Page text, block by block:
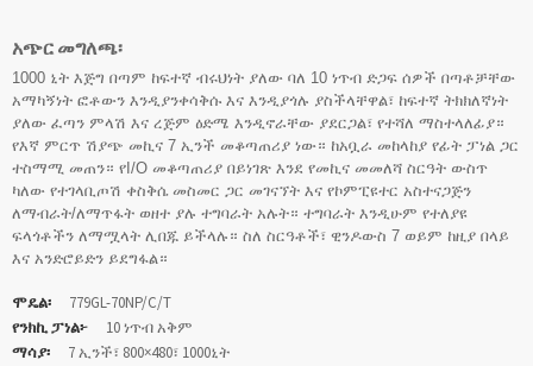
አጭር መግለጫ፡
1000 ኒት እጅግ በጣም ከፍተኛ ብሩህነት ያለው ባለ 10 ነጥብ ድጋፍ ሰዎች በጣቶቻቸው
አማካኝነት ፎቶውን እንዲያንቀሳቅሱ እና እንዲያጎሉ ያስችላቸዋል፣ ከፍተኛ ትክክለኛነት
ያለው ፈጣን ምላሽ እና ረጅም ዕድሜ እንዲኖራቸው ያደርጋል፣ የተሻለ ማስተላለፊያ።
የእኛ ምርጥ ሽያጭ መኪና 7 ኢንች መቆጣጠሪያ ነው። ከአቧራ መከላከያ የፊት ፓነል ጋር
ተስማሚ መጠን። የI/O መቆጣጠሪያ በይነገጽ እንደ የመኪና መመለሻ ስርዓት ውስጥ
ካለው የተገላቢጦሽ ቀስቅሴ መስመር ጋር መገናኘት እና የኮምፒዩተር አስተናጋጅን
ለማብራት/ለማጥፋት ወዘተ ያሉ ተግባራት አሉት። ተግባራት እንዲሁም የተለያዩ
ፍላጎቶችን ለማሟላት ሊበጁ ይችላሉ። ስለ ስርዓቶች፣ ዊንዶውስ 7 ወይም ከዚያ በላይ
እና አንድሮይድን ይደግፋል።
ሞዴል፡
779GL-70NP/C/T
የንክኪ ፓነል፦
10 ነጥብ አቅም
ማሳያ፡
7 ኢንች፣ 800×480፣ 1000ኒት